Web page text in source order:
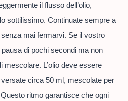
il flusso dell’olio,
sottilissimo. Continuate sempre a
mai fermarvi. Se il vostro
di pochi secondi ma non
mescolare. L’olio deve essere
circa 50 ml, mescolate per
ritmo garantisce che ogni